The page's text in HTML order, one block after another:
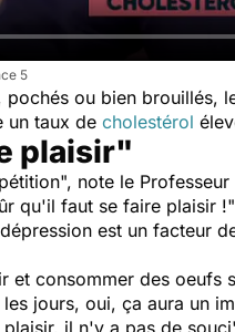
5
ou bien brouillés,
un taux de cholestérol
plaisir"
", note le
qu'il faut se faire plaisir !
est un facteur
et consommer des oeufs
jours, oui, ça aura un
il n'y a pas de souci